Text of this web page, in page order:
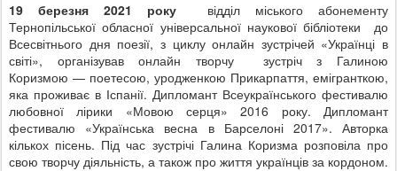
19 березня 2021 року
відділ міського абонементу
Тернопільської обласної універсальної наукової бібліотеки до
Всесвітнього дня поезії, з циклу онлайн зустрічей «Українці в
світі», організував онлайн творчу зустріч з Галиною
Коризмою — поетесою, уродженкою Прикарпаття, емігранткою,
яка проживає в Іспанії. Дипломант Всеукраїнського фестивалю
любовної лірики «Мовою серця» 2016 року. Дипломант
фестивалю «Українська весна в Барселоні 2017». Авторка
кількох пісень. Під час зустрічі Галина Коризма розповіла про
свою творчу діяльність, а також про життя українців за кордоном.